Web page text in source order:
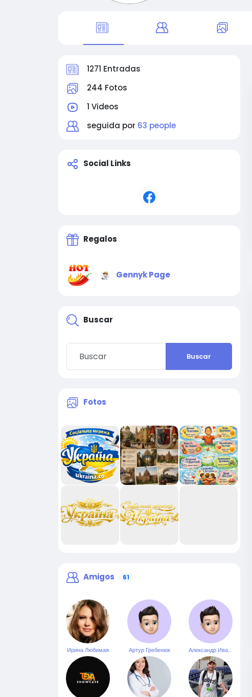
1271 Entradas
244 Fotos
1 Videos
seguida por 63 people
Social Links
Regalos
Gennyk Page
Buscar
Buscar
Fotos
Amigos 61
Ирина Любимая Артур Гребенюк Александр Иванов